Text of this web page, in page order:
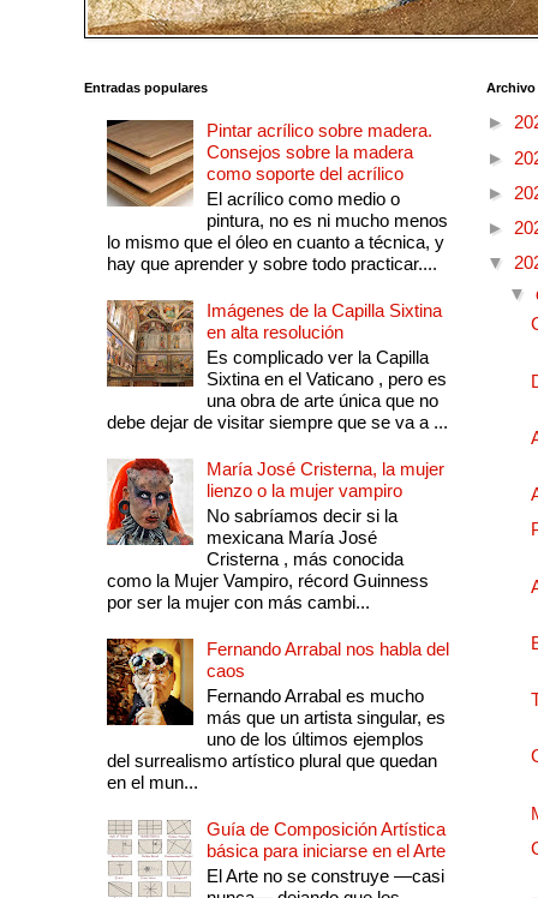
Entradas populares
Pintar acrílico sobre madera.
Consejos sobre la madera
como soporte del acrílico
El acrílico como medio o
pintura, no es ni mucho menos
lo mismo que el óleo en cuanto a técnica, y
hay que aprender y sobre todo practicar....
Imágenes de la Capilla Sixtina
en alta resolución
Es complicado ver la Capilla
Sixtina en el Vaticano , pero es
una obra de arte única que no
debe dejar de visitar siempre que se va a ...
María José Cristerna, la mujer
lienzo o la mujer vampiro
No sabríamos decir si la
mexicana María José
Cristerna , más conocida
como la Mujer Vampiro, récord Guinness
por ser la mujer con más cambi...
Fernando Arrabal nos habla del
caos
Fernando Arrabal es mucho
más que un artista singular, es
uno de los últimos ejemplos
del surrealismo artístico plural que quedan
en el mun...
Guía de Composición Artística
básica para iniciarse en el Arte
El Arte no se construye —casi
►
►
►
►
▼
▼